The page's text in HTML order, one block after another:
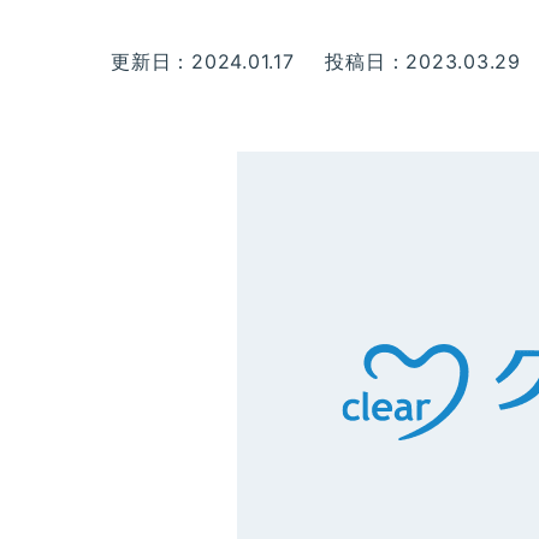
更新日：2024.01.17 投稿日：2023.03.29